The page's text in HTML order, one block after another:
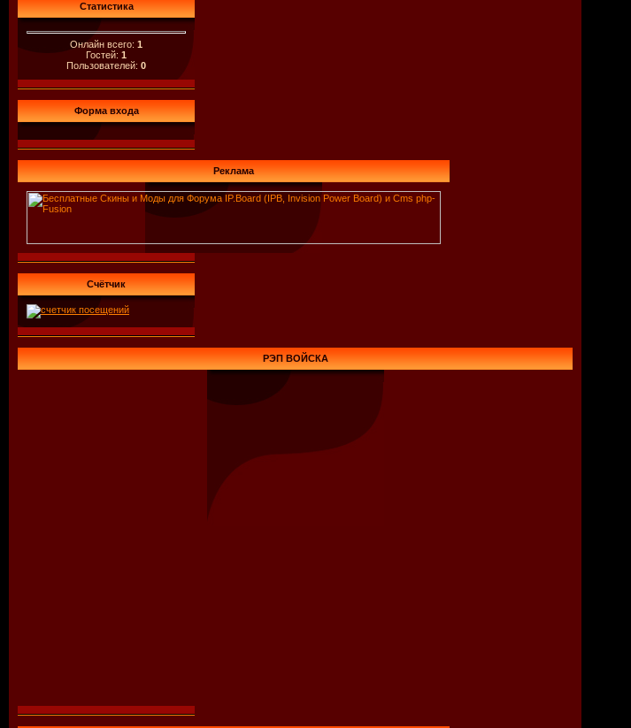
Статистика
Онлайн всего: 1
Гостей: 1
Пользователей: 0
Форма входа
Реклама
Счётчик
РЭП ВОЙСКА